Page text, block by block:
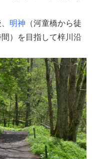
明神 （河童橋から徒
間）を目指して梓川沿